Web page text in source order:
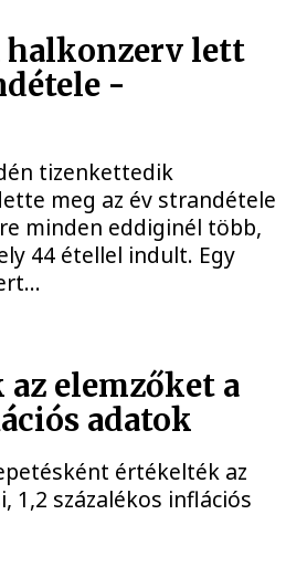
halkonzerv lett
-
tizenkettedik
meg az év strandétele
minden eddiginél több,
44 étellel indult. Egy
elemzőket a
adatok
értékelték az
1,2 százalékos inflációs